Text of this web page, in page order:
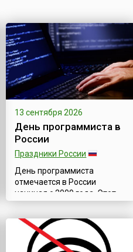
13 сентября 2026
День программиста в
России
Праздники России
День программиста
отмечается в России
начиная с 2009 года. Этот
Указом Президента РФ №
1034 от 11 сентября 2009
года по инициативе